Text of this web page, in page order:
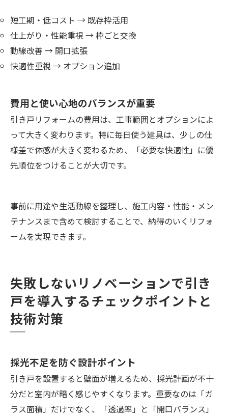
短工期・低コスト → 既存枠活用
仕上がり・性能重視 → 枠ごと交換
動線改善 → 開口拡張
快適性重視 → オプション追加
費用と使い心地のバランスが重要
引き戸リフォームの費用は、工事範囲とオプションによ
って大きく変わります。特に毎日使う建具は、少しの仕
様差で体感が大きく変わるため、「必要な快適性」に優
先順位をつけることが大切です。
事前に用途や生活動線を整理し、施工内容・性能・メン
テナンスまで含めて検討することで、納得のいくリフォ
ームを実現できます。
失敗しないリノベーションで引き
戸を導入するチェックポイントと
技術対策
採光不足を防ぐ設計ポイント
引き戸を設置すると壁面が増えるため、採光計画が不十
分だと室内が暗く感じやすくなります。重要なのは「ガ
ラス面積」だけでなく、「透過率」と「開口バランス」